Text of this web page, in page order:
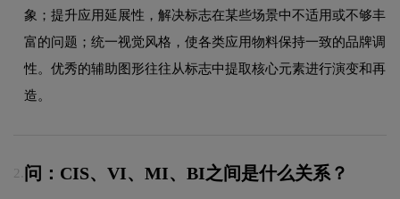
象；提升应用延展性，解决标志在某些场景中不适用或不够丰
富的问题；统一视觉风格，使各类应用物料保持一致的品牌调
性。优秀的辅助图形往往从标志中提取核心元素进行演变和再
造。
2. 问：CIS、VI、MI、BI之间是什么关系？